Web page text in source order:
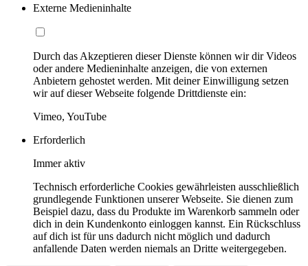
Externe Medieninhalte
Durch das Akzeptieren dieser Dienste können wir dir Videos
oder andere Medieninhalte anzeigen, die von externen
Anbietern gehostet werden. Mit deiner Einwilligung setzen
wir auf dieser Webseite folgende Drittdienste ein:
Vimeo, YouTube
Erforderlich
Immer aktiv
Technisch erforderliche Cookies gewährleisten ausschließlich
grundlegende Funktionen unserer Webseite. Sie dienen zum
Beispiel dazu, dass du Produkte im Warenkorb sammeln oder
dich in dein Kundenkonto einloggen kannst. Ein Rückschluss
auf dich ist für uns dadurch nicht möglich und dadurch
anfallende Daten werden niemals an Dritte weitergegeben.